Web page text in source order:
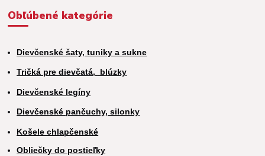
Obľúbené kategórie
Dievčenské šaty, tuniky a sukne
Tričká pre dievčatá, blúzky
Dievčenské legíny
Dievčenské pančuchy, silonky
Košele chlapčenské
Obliečky do postieľky